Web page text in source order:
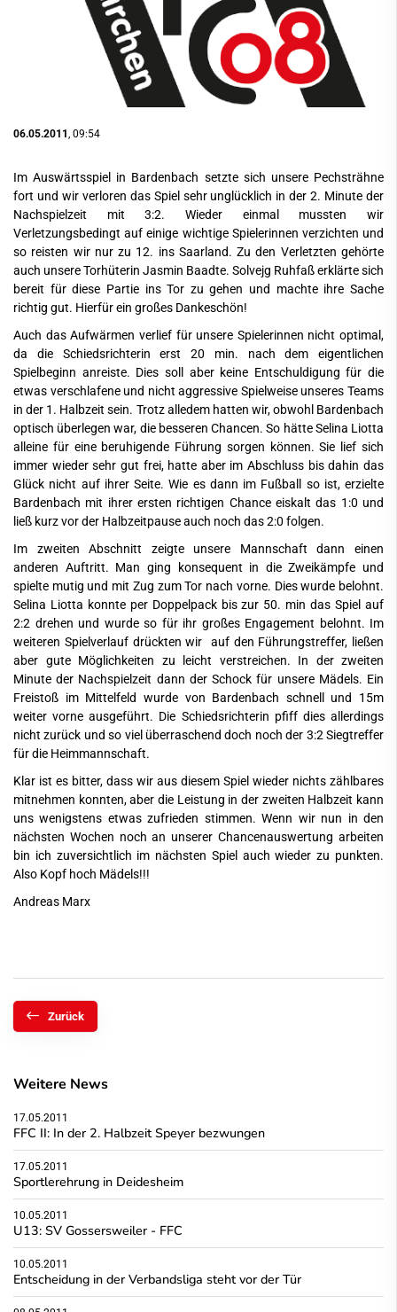
06.05.2011 , 09:54
Im Auswärtsspiel in Bardenbach setzte sich unsere Pechsträhne
fort und wir verloren das Spiel sehr unglücklich in der 2. Minute der
Nachspielzeit mit 3:2. Wieder einmal mussten wir
Verletzungsbedingt auf einige wichtige Spielerinnen verzichten und
so reisten wir nur zu 12. ins Saarland. Zu den Verletzten gehörte
auch unsere Torhüterin Jasmin Baadte. Solvejg Ruhfaß erklärte sich
bereit für diese Partie ins Tor zu gehen und machte ihre Sache
richtig gut. Hierfür ein großes Dankeschön!
Auch das Aufwärmen verlief für unsere Spielerinnen nicht optimal,
da die Schiedsrichterin erst 20 min. nach dem eigentlichen
Spielbeginn anreiste. Dies soll aber keine Entschuldigung für die
etwas verschlafene und nicht aggressive Spielweise unseres Teams
in der 1. Halbzeit sein. Trotz alledem hatten wir, obwohl Bardenbach
optisch überlegen war, die besseren Chancen. So hätte Selina Liotta
alleine für eine beruhigende Führung sorgen können. Sie lief sich
immer wieder sehr gut frei, hatte aber im Abschluss bis dahin das
Glück nicht auf ihrer Seite. Wie es dann im Fußball so ist, erzielte
Bardenbach mit ihrer ersten richtigen Chance eiskalt das 1:0 und
ließ kurz vor der Halbzeitpause auch noch das 2:0 folgen.
Im zweiten Abschnitt zeigte unsere Mannschaft dann einen
anderen Auftritt. Man ging konsequent in die Zweikämpfe und
spielte mutig und mit Zug zum Tor nach vorne. Dies wurde belohnt.
Selina Liotta konnte per Doppelpack bis zur 50. min das Spiel auf
2:2 drehen und wurde so für ihr großes Engagement belohnt. Im
weiteren Spielverlauf drückten wir auf den Führungstreffer, ließen
aber gute Möglichkeiten zu leicht verstreichen. In der zweiten
Minute der Nachspielzeit dann der Schock für unsere Mädels. Ein
Freistoß im Mittelfeld wurde von Bardenbach schnell und 15m
weiter vorne ausgeführt. Die Schiedsrichterin pfiff dies allerdings
nicht zurück und so viel überraschend doch noch der 3:2 Siegtreffer
für die Heimmannschaft.
Klar ist es bitter, dass wir aus diesem Spiel wieder nichts zählbares
mitnehmen konnten, aber die Leistung in der zweiten Halbzeit kann
uns wenigstens etwas zufrieden stimmen. Wenn wir nun in den
nächsten Wochen noch an unserer Chancenauswertung arbeiten
bin ich zuversichtlich im nächsten Spiel auch wieder zu punkten.
Also Kopf hoch Mädels!!!
Andreas Marx
Zurück
Weitere News
17.05.2011
FFC II: In der 2. Halbzeit Speyer bezwungen
17.05.2011
Sportlerehrung in Deidesheim
10.05.2011
U13: SV Gossersweiler - FFC
10.05.2011
Entscheidung in der Verbandsliga steht vor der Tür